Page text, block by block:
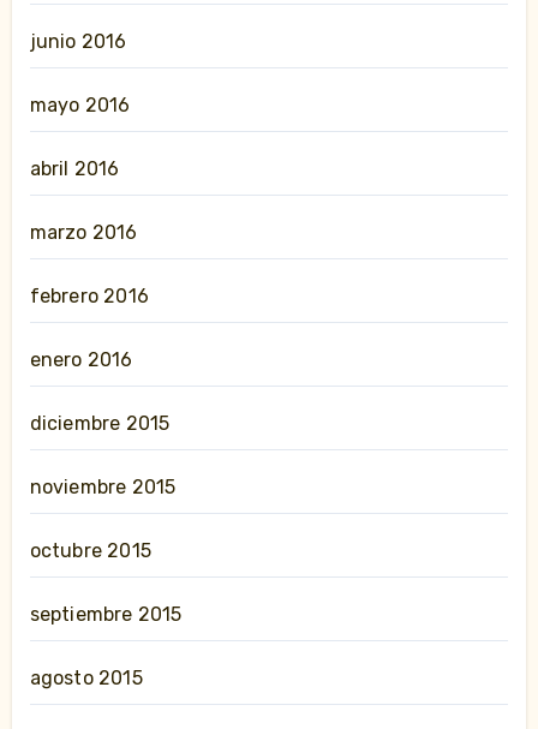
junio 2016
mayo 2016
abril 2016
marzo 2016
febrero 2016
enero 2016
diciembre 2015
noviembre 2015
octubre 2015
septiembre 2015
agosto 2015